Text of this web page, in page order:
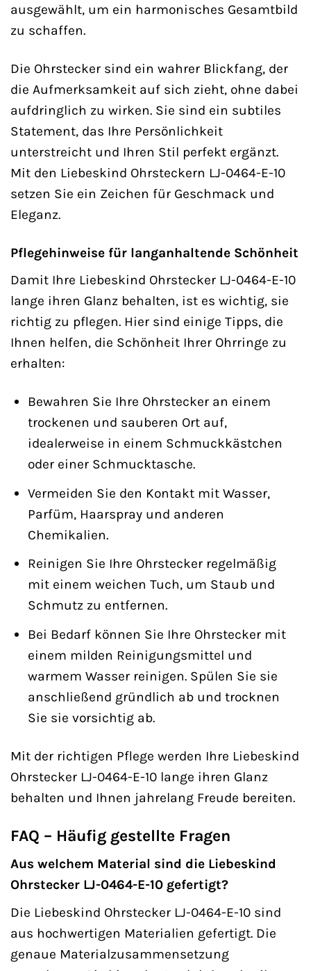
ausgewählt, um ein harmonisches Gesamtbild
zu schaffen.
Die Ohrstecker sind ein wahrer Blickfang, der
die Aufmerksamkeit auf sich zieht, ohne dabei
aufdringlich zu wirken. Sie sind ein subtiles
Statement, das Ihre Persönlichkeit
unterstreicht und Ihren Stil perfekt ergänzt.
Mit den Liebeskind Ohrsteckern LJ-0464-E-10
setzen Sie ein Zeichen für Geschmack und
Eleganz.
Pflegehinweise für langanhaltende Schönheit
Damit Ihre Liebeskind Ohrstecker LJ-0464-E-10
lange ihren Glanz behalten, ist es wichtig, sie
richtig zu pflegen. Hier sind einige Tipps, die
Ihnen helfen, die Schönheit Ihrer Ohrringe zu
erhalten:
Bewahren Sie Ihre Ohrstecker an einem
trockenen und sauberen Ort auf,
idealerweise in einem Schmuckkästchen
oder einer Schmucktasche.
Vermeiden Sie den Kontakt mit Wasser,
Parfüm, Haarspray und anderen
Chemikalien.
Reinigen Sie Ihre Ohrstecker regelmäßig
mit einem weichen Tuch, um Staub und
Schmutz zu entfernen.
Bei Bedarf können Sie Ihre Ohrstecker mit
einem milden Reinigungsmittel und
warmem Wasser reinigen. Spülen Sie sie
anschließend gründlich ab und trocknen
Sie sie vorsichtig ab.
Mit der richtigen Pflege werden Ihre Liebeskind
Ohrstecker LJ-0464-E-10 lange ihren Glanz
behalten und Ihnen jahrelang Freude bereiten.
FAQ – Häufig gestellte Fragen
Aus welchem Material sind die Liebeskind
Ohrstecker LJ-0464-E-10 gefertigt?
Die Liebeskind Ohrstecker LJ-0464-E-10 sind
aus hochwertigen Materialien gefertigt. Die
genaue Materialzusammensetzung